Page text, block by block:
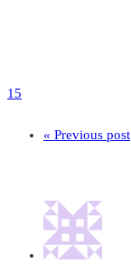
15
« Previous post